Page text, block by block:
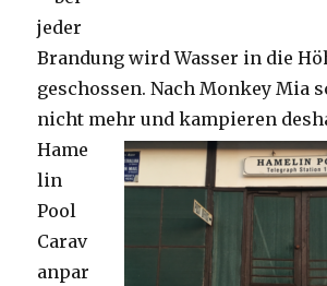
jeder
Brandung wird Wasser in die
geschossen. Nach Monkey Mia
nicht mehr und kampieren
Hame
lin
Pool
Carav
anpar